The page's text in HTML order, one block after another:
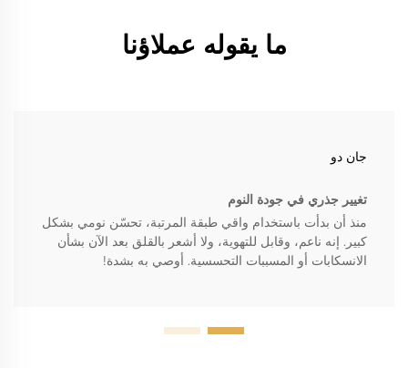
ما يقوله عملاؤنا
جان دو
تغيير جذري في جودة النوم
منذ أن بدأت باستخدام واقي طبقة المرتبة، تحسّن نومي بشكل
كبير. إنه ناعم، وقابل للتهوية، ولا أشعر بالقلق بعد الآن بشأن
الانسكابات أو المسببات التحسسية. أوصي به بشدة!